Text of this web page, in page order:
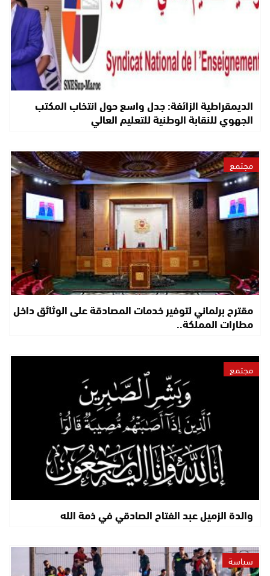
الديمقراطية الزائفة: جدل واسع حول انتخاب المكتب
الجهوي للنقابة الوطنية للتعليم العالي
مجتمع
مقترح برلماني لتوفير خدمات المصادقة على الوثائق داخل
مطارات المملكة..
مجتمع
والدة الزميل عبد الفتاح الصادقي في ذمة الله
سياسة